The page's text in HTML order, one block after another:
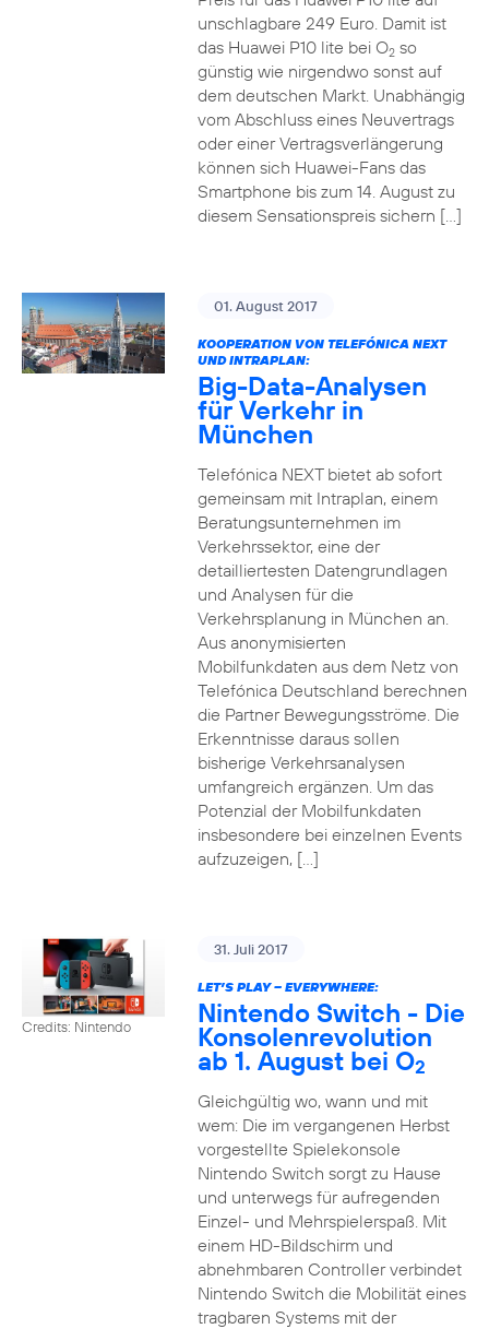
unschlagbare 249 Euro. Damit ist
das Huawei P10 lite bei O2so
günstig wie nirgendwo sonst auf
dem deutschen Markt. Unabhängig
vom Abschluss eines Neuvertrags
oder einer Vertragsverlängerung
können sich Huawei-Fans das
Smartphone bis zum 14. August zu
diesem Sensationspreis sichern […]
01. August 2017
KOOPERATION VON TELEFÓNICA NEXT
UND INTRAPLAN:
Big-Data-Analysen
für Verkehr in
München
Telefónica NEXT bietet ab sofort
gemeinsam mit Intraplan, einem
Beratungsunternehmen im
Verkehrssektor, eine der
detailliertesten Datengrundlagen
und Analysen für die
Verkehrsplanung in München an.
Aus anonymisierten
Mobilfunkdaten aus dem Netz von
Telefónica Deutschland berechnen
die Partner Bewegungsströme. Die
Erkenntnisse daraus sollen
bisherige Verkehrsanalysen
umfangreich ergänzen. Um das
Potenzial der Mobilfunkdaten
insbesondere bei einzelnen Events
aufzuzeigen, […]
Credits: Nintendo
31. Juli 2017
LET’S PLAY – EVERYWHERE:
Nintendo Switch - Die
Konsolenrevolution
ab 1. August bei O2
Gleichgültig wo, wann und mit
wem: Die im vergangenen Herbst
vorgestellte Spielekonsole
Nintendo Switch sorgt zu Hause
und unterwegs für aufregenden
Einzel- und Mehrspielerspaß. Mit
einem HD-Bildschirm und
abnehmbaren Controller verbindet
Nintendo Switch die Mobilität eines
tragbaren Systems mit der